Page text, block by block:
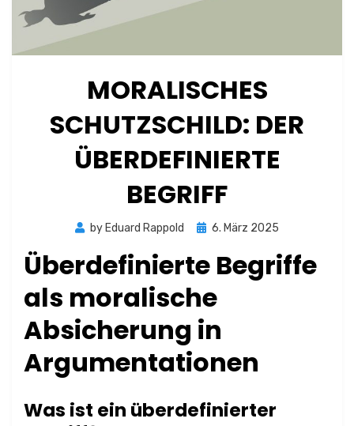
MORALISCHES
SCHUTZSCHILD: DER
ÜBERDEFINIERTE
BEGRIFF
by Eduard Rappold
Posted
6. März 2025
Überdefinierte Begriffe
als moralische
Absicherung in
Argumentationen
Was ist ein überdefinierter